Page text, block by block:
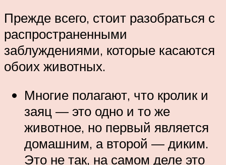
Прежде всего, стоит разобраться с
распространенными
заблуждениями, которые касаются
обоих животных.
Многие полагают, что кролик и
заяц — это одно и то же
животное, но первый является
домашним, а второй — диким.
Это не так, на самом деле это